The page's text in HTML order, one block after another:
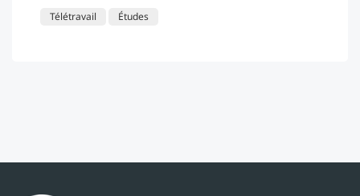
Télétravail Études